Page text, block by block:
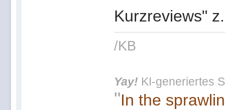
Kurzreviews"
/KB
Yay! KI-generiertes
"In the